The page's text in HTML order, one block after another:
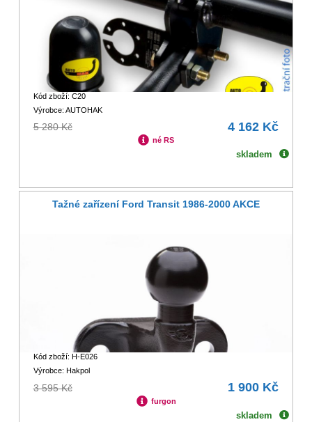
Kód zboží: C20
Výrobce: AUTOHAK
5 280 Kč 4 162 Kč
né RS
skladem
Tažné zařízení Ford Transit 1986-2000 AKCE
Kód zboží: H-E026
Výrobce: Hakpol
3 595 Kč 1 900 Kč
furgon
skladem